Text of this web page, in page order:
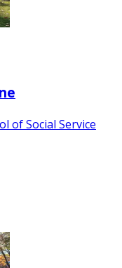
of Social Service